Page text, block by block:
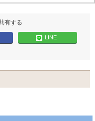
有する
LINE